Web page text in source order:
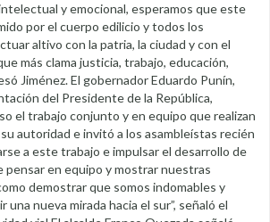
y emocional, esperamos que este
por el cuerpo edilicio y todos los
altivo con la patria, la ciudad y con el
más clama justicia, trabajo, educación,
Jiménez. El gobernador Eduardo Punín,
del Presidente de la República,
el trabajo conjunto y en equipo que realizan
autoridad e invitó a los asambleístas recién
a este trabajo e impulsar el desarrollo de
pensar en equipo y mostrar nuestras
demostrar que somos indomables y
nueva mirada hacia el sur”, señaló el